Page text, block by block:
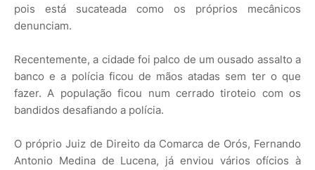
pois está sucateada como os próprios mecânicos
denunciam.
Recentemente, a cidade foi palco de um ousado assalto a
banco e a polícia ficou de mãos atadas sem ter o que
fazer. A população ficou num cerrado tiroteio com os
bandidos desafiando a polícia.
O próprio Juiz de Direito da Comarca de Orós, Fernando
Antonio Medina de Lucena, já enviou vários ofícios à